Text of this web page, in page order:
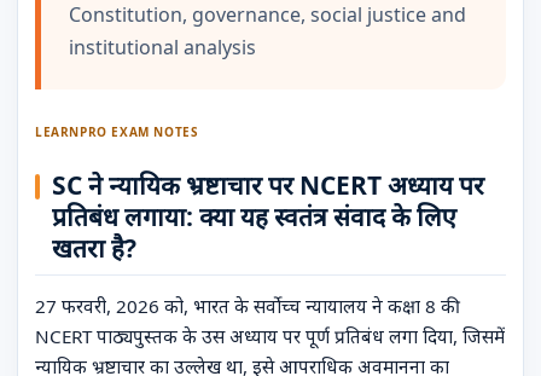
Constitution, governance, social justice and
institutional analysis
LEARNPRO EXAM NOTES
SC ने न्यायिक भ्रष्टाचार पर NCERT अध्याय पर
प्रतिबंध लगाया: क्या यह स्वतंत्र संवाद के लिए
खतरा है?
27 फरवरी, 2026 को, भारत के सर्वोच्च न्यायालय ने कक्षा 8 की
NCERT पाठ्यपुस्तक के उस अध्याय पर पूर्ण प्रतिबंध लगा दिया, जिसमें
न्यायिक भ्रष्टाचार का उल्लेख था, इसे आपराधिक अवमानना का